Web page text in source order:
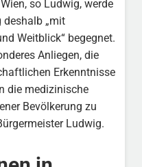
so Ludwig, werde
deshalb „mit
Weitblick“ begegnet.
Anliegen, die
Erkenntnisse
die medizinische
Bevölkerung zu
Ludwig.